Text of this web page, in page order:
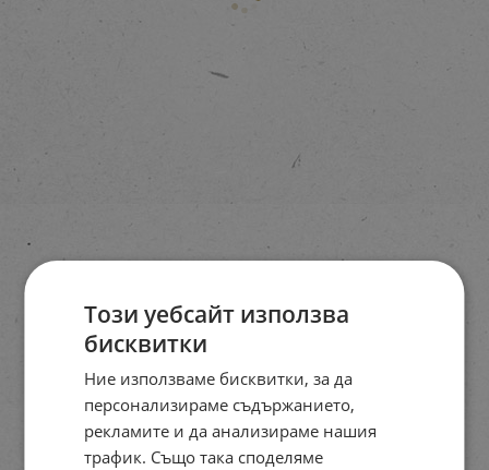
Този уебсайт използва
бисквитки
Ние използваме бисквитки, за да
персонализираме съдържанието,
рекламите и да анализираме нашия
трафик. Също така споделяме